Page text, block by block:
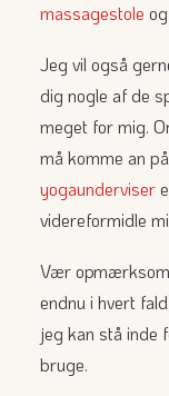
massagestole og
Jeg vil også
dig nogle af de
meget for mig.
må komme an
yogaunderviser
videreformidle
Vær
endnu i hvert
jeg kan stå inde
bruge.